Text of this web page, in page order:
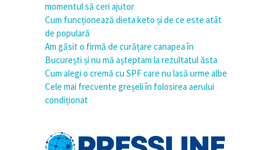
momentul să ceri ajutor
Cum funcționează dieta keto și de ce este atât
de populară
Am găsit o firmă de curățare canapea în
București și nu mă așteptam la rezultatul ăsta
Cum alegi o cremă cu SPF care nu lasă urme albe
Cele mai frecvente greșeli în folosirea aerului
condiționat